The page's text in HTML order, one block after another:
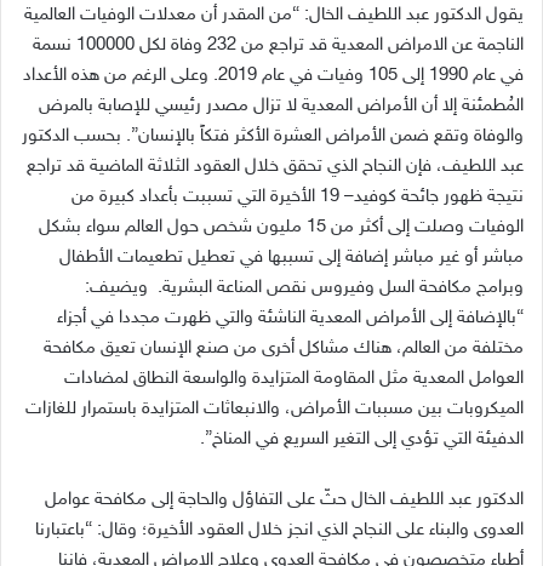
يقول الدكتور عبد اللطيف الخال: “من المقدر أن معدلات الوفيات العالمية
الناجمة عن الامراض المعدية قد تراجع من
وفاة لكل
نسمة
في عام
إلى وفيات في عام
وعلى الرغم من هذه الأعداد
المُطمئنة إلا أن الأمراض المعدية لا تزال مصدر رئيسي للإصابة بالمرض
والوفاة وتقع ضمن الأمراض العشرة الأكثر فتكاً بالإنسان”. بحسب الدكتور
عبد اللطيف، فإن النجاح الذي تحقق خلال العقود الثلاثة الماضية قد تراجع
نتيجة ظهور جائحة كوفيد– 19
الأخيرة التي تسببت بأعداد كبيرة من
الوفيات وصلت إلى أكثر من
مليون شخص حول العالم سواء بشكل
مباشر أو غير مباشر إضافة إلى تسببها في تعطيل تطعيمات الأطفال
وبرامج مكافحة السل وفيروس نقص المناعة البشرية. ويضيف:
“بالإضافة إلى الأمراض المعدية الناشئة والتي ظهرت مجددا في أجزاء
مختلفة من العالم، هناك مشاكل أخرى من صنع الإنسان تعيق مكافحة
العوامل المعدية مثل المقاومة المتزايدة والواسعة النطاق لمضادات
الميكروبات بين مسببات الأمراض، والانبعاثات المتزايدة باستمرار للغازات
الدفيئة التي تؤدي إلى التغير السريع في المناخ”.
الدكتور عبد اللطيف الخال حثّ على التفاؤل والحاجة إلى مكافحة عوامل
العدوى والبناء على النجاح الذي انجز خلال العقود الأخيرة؛ وقال: “باعتبارنا
أطباء متخصصون في مكافحة العدوى وعلاج الامراض المعدية، فإننا